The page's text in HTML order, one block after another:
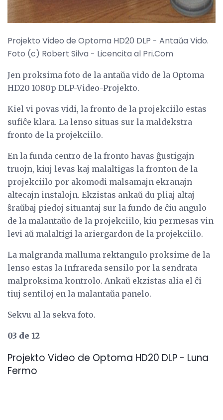
Projekto Video de Optoma HD20 DLP - Antaŭa Vido.
Foto (c) Robert Silva - Licencita al Pri.Com
Jen proksima foto de la antaŭa vido de la Optoma
HD20 1080p DLP-Video-Projekto.
Kiel vi povas vidi, la fronto de la projekciilo estas
sufiĉe klara. La lenso situas sur la maldekstra
fronto de la projekciilo.
En la funda centro de la fronto havas ĝustigajn
truojn, kiuj levas kaj malaltigas la fronton de la
projekciilo por akomodi malsamajn ekranajn
altecajn instalojn. Ekzistas ankaŭ du pliaj altaj
ŝraŭbaj piedoj situantaj sur la fundo de ĉiu angulo
de la malantaŭo de la projekciilo, kiu permesas vin
levi aŭ malaltigi la ariergardon de la projekciilo.
La malgranda malluma rektangulo proksime de la
lenso estas la Infrareda sensilo por la sendrata
malproksima kontrolo. Ankaŭ ekzistas alia el ĉi
tiuj sentiloj en la malantaŭa panelo.
Sekvu al la sekva foto.
03 de 12
Projekto Video de Optoma HD20 DLP - Luna
Fermo